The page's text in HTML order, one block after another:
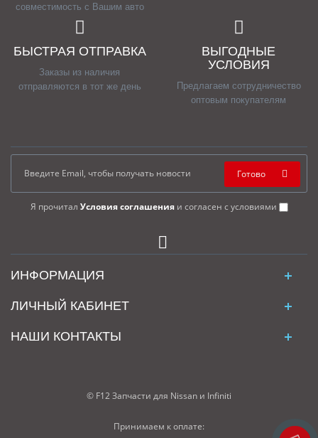
совместимость с Вашим авто
БЫСТРАЯ ОТПРАВКА
Заказы из наличия
отправляются в тот же день
ВЫГОДНЫЕ
УСЛОВИЯ
Предлагаем сотрудничество
оптовым покупателям
Я прочитал Условия соглашенияи согласен с условиями
Готово
ИНФОРМАЦИЯ
ЛИЧНЫЙ КАБИНЕТ
НАШИ КОНТАКТЫ
© F12 Запчасти для Nissan и Infiniti
Принимаем к оплате: